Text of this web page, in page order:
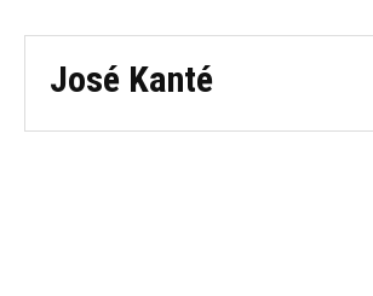
José Kanté